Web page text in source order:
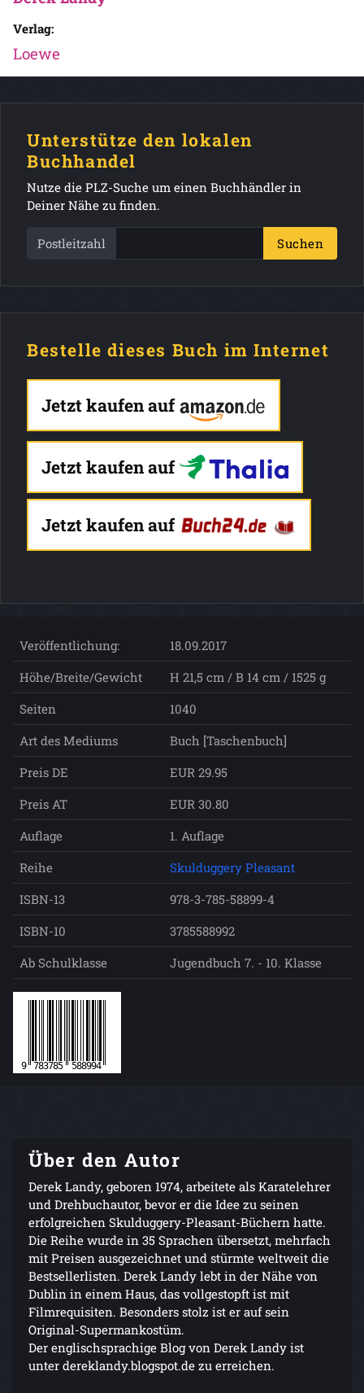
Verlag:
Loewe
Unterstütze den lokalen
Buchhandel
Nutze die PLZ-Suche um einen Buchhändler in
Deiner Nähe zu finden.
Postleitzahl Suchen
Bestelle dieses Buch im Internet
Jetzt kaufen auf
Jetzt kaufen auf
Jetzt kaufen auf
Veröffentlichung:
18.09.2017
Höhe/Breite/Gewicht
H 21,5 cm / B 14 cm / 1525 g
Seiten
1040
Art des Mediums
Buch [Taschenbuch]
Preis DE
EUR 29.95
Preis AT
EUR 30.80
Auflage
1. Auflage
Reihe
Skulduggery Pleasant
ISBN-13
978-3-785-58899-4
ISBN-10
3785588992
Ab Schulklasse
Jugendbuch 7. - 10. Klasse
Über den Autor
Derek Landy, geboren 1974, arbeitete als Karatelehrer
und Drehbuchautor, bevor er die Idee zu seinen
erfolgreichen Skulduggery-Pleasant-Büchern hatte.
Die Reihe wurde in 35 Sprachen übersetzt, mehrfach
mit Preisen ausgezeichnet und stürmte weltweit die
Bestsellerlisten. Derek Landy lebt in der Nähe von
Dublin in einem Haus, das vollgestopft ist mit
Filmrequisiten. Besonders stolz ist er auf sein
Original-Supermankostüm.
Der englischsprachige Blog von Derek Landy ist
unter dereklandy.blogspot.de zu erreichen.